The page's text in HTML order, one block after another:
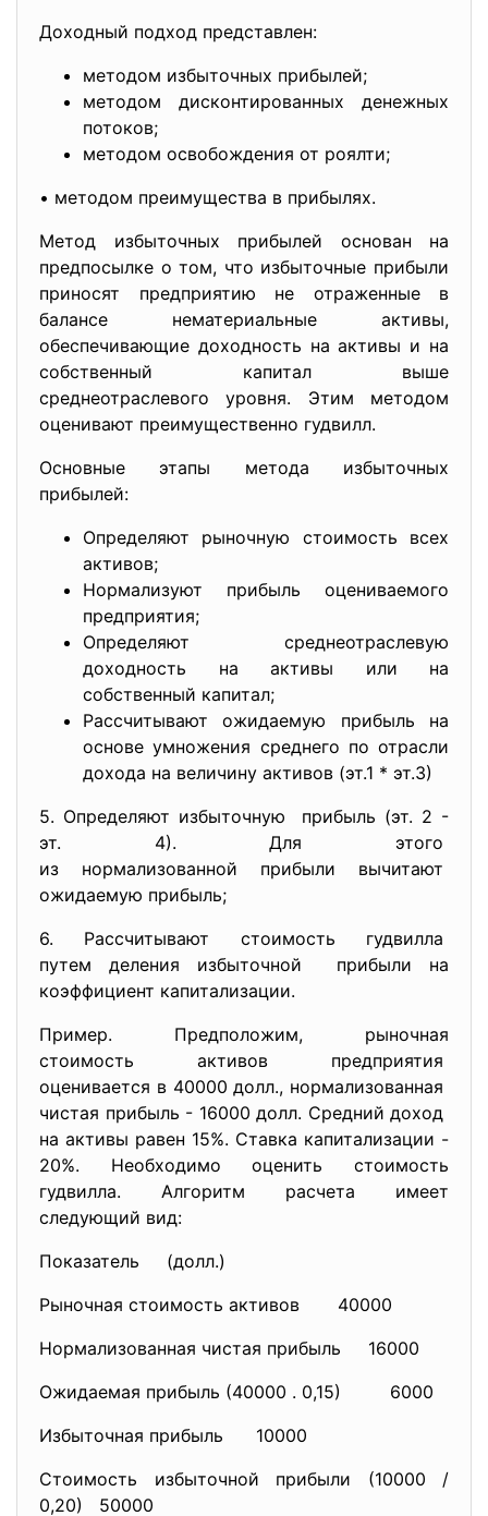
Доходный подход представлен:
методом избыточных прибылей;
методом дисконтированных денежных
потоков;
методом освобождения от роялти;
• методом преимущества в прибылях.
Метод избыточных прибылей основан на
предпосылке о том, что избыточные прибыли
приносят предприятию не отраженные в
балансе нематериальные активы,
обеспечивающие доходность на активы и на
собственный капитал выше
среднеотраслевого уровня. Этим методом
оценивают преимущественно гудвилл.
Основные этапы метода избыточных
прибылей:
Определяют рыночную стоимость всех
активов;
Нормализуют прибыль оцениваемого
предприятия;
Определяют среднеотраслевую
доходность на активы или на
собственный капитал;
Рассчитывают ожидаемую прибыль на
основе умножения среднего по отрасли
дохода на величину активов (эт.1 * эт.3)
5. Определяют избыточную прибыль (эт. 2 -
эт. 4). Для этого
из нормализованной прибыли вычитают
ожидаемую прибыль;
6. Рассчитывают стоимость гудвилла
путем деления избыточной прибыли на
коэффициент капитализации.
Пример. Предположим, рыночная
стоимость активов предприятия
оценивается в 40000 долл., нормализованная
чистая прибыль - 16000 долл. Средний доход
на активы равен 15%. Ставка капитализации -
20%. Необходимо оценить стоимость
гудвилла. Алгоритм расчета имеет
следующий вид:
Показатель (долл.)
Рыночная стоимость активов 40000
Нормализованная чистая прибыль 16000
Ожидаемая прибыль (40000 . 0,15) 6000
Избыточная прибыль 10000
Стоимость избыточной прибыли (10000 /
0,20) 50000